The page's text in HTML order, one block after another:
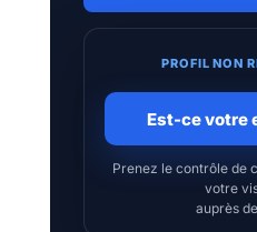
PROFIL NON
Est-ce votre
Prenez le contrôle de
votre
auprès